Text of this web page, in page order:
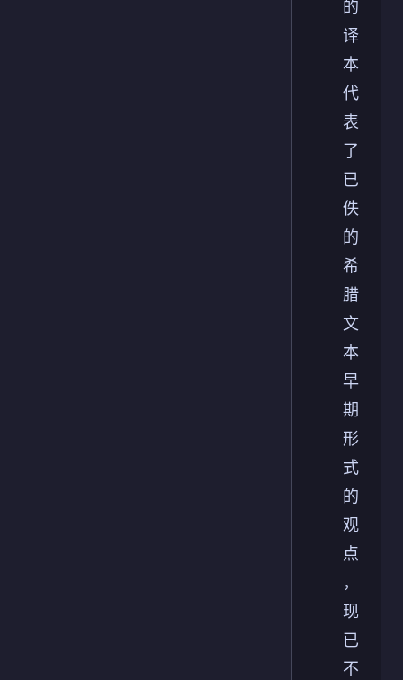
的
译
本
代
表
了
已
佚
的
希
腊
文
本
早
期
形
式
的
观
点
，
现
已
不